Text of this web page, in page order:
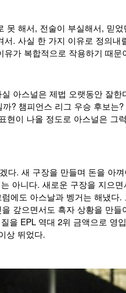
못 해서, 전술이 부실해서, 믿었
. 사실 한 가지 이유로 정의내
가 복합적으로 작용하기 때문
아스널은 제법 오랫동안 잘한
? 챔피언스 리그 우승 후보는?
현이 나올 정도로 아스널은 그
다. 새 구장을 만들며 돈을 아
아니다. 새로운 구장을 지으면
에도 아스날과 벵거는 해냈다.
갚으면서도 흑자 상황을 만들
을 EPL 역대 2위 금액으로 영
상 뛰었다.